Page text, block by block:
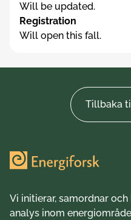
Will be updated.
Registration
Will open this fall.
Tillbaka
Vi initierar, samordnar
analys inom